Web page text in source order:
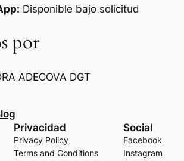
Disponible bajo solicitud
por
ADECOVA DGT
Privacidad
Privacy Policy
Terms and Conditions
Social
Facebook
Instagram